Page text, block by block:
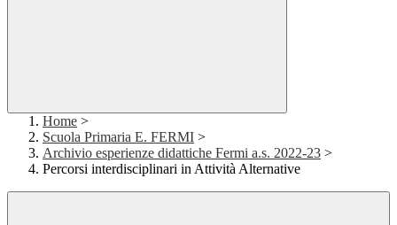
Home >
Scuola Primaria E. FERMI >
Archivio esperienze didattiche Fermi a.s. 2022-23 >
Percorsi interdisciplinari in Attività Alternative